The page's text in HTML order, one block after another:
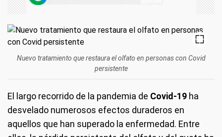
Nuevo tratamiento que restaura el olfato en personas con Covid
persistente
El largo recorrido de la pandemia de Covid-19 ha
desvelado numerosos efectos duraderos en
aquellos que han superado la enfermedad. Entre